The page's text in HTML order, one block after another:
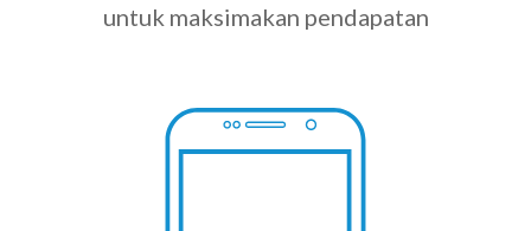
untuk maksimakan pendapatan